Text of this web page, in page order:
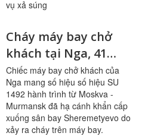
vụ xả súng
Cháy máy bay chở
khách tại Nga, 41
người thiệt mạng
Chiếc máy bay chở khách của
Nga mang số hiệu số hiệu SU
1492 hành trình từ Moskva -
Murmansk đã hạ cánh khẩn cấp
xuống sân bay Sheremetyevo do
xảy ra cháy trên máy bay.